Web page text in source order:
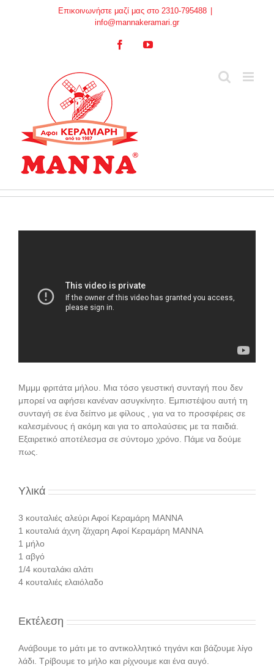
Επικοινωνήστε μαζί μας στο 2310-795488
info@mannakeramari.gr
FacebookYouTube
Μμμμ φριτάτα μήλου. Μια τόσο γευστική συνταγή που δεν
μπορεί να αφήσει κανέναν ασυγκίνητο. Εμπιστέψου αυτή τη
συνταγή σε ένα δείπνο με φίλους , για να το προσφέρεις σε
καλεσμένους ή ακόμη και για το απολαύσεις με τα παιδιά.
Εξαιρετικό αποτέλεσμα σε σύντομο χρόνο. Πάμε να δούμε
πως.
Υλικά
3 κουταλιές αλεύρι Αφοί Κεραμάρη ΜΑΝΝΑ
1 κουταλιά άχνη ζάχαρη Αφοί Κεραμάρη ΜΑΝΝΑ
1 μήλο
1 αβγό
1/4 κουταλάκι αλάτι
4 κουταλιές ελαιόλαδο
Εκτέλεση
Ανάβουμε το μάτι με το αντικολλητικό τηγάνι και βάζουμε λίγο
λάδι. Τρίβουμε το μήλο και ρίχνουμε και ένα αυγό.